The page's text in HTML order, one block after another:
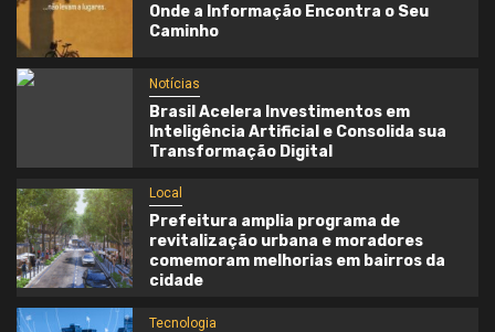
Onde a Informação Encontra o Seu
Caminho
Notícias
Brasil Acelera Investimentos em
Inteligência Artificial e Consolida sua
Transformação Digital
Local
Prefeitura amplia programa de
revitalização urbana e moradores
comemoram melhorias em bairros da
cidade
Tecnologia